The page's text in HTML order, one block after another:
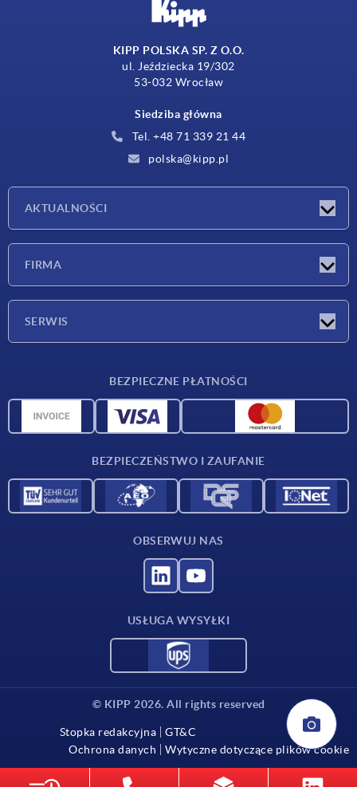
KIPP POLSKA SP. Z O.O.
ul. Jeździecka 19/302
53-032 Wrocław
Siedziba główna
Tel. +48 71 339 21 44
polska@kipp.pl
AKTUALNOŚCI
FIRMA
SERWIS
Dane CAD
BEZPIECZNE PŁATNOŚCI
BEZPIECZEŃSTWO I ZAUFANIE
OBSERWUJ NAS
USŁUGA WYSYŁKI
© KIPP 2026. All rights reserved
Stopka redakcyjna
GT&C
Ochrona danych
Wytyczne dotyczące plików cookie